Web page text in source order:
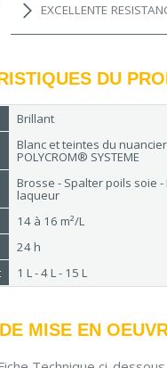
EXCELLENTE
DU
Brillant
Blanc et teintes du nuancier
POLYCROM® SYSTEME
Brosse - Spalter poils soie -
laqueur
14 à 16 m²/L
24 h
1 L - 4 L - 15 L
MISE EN